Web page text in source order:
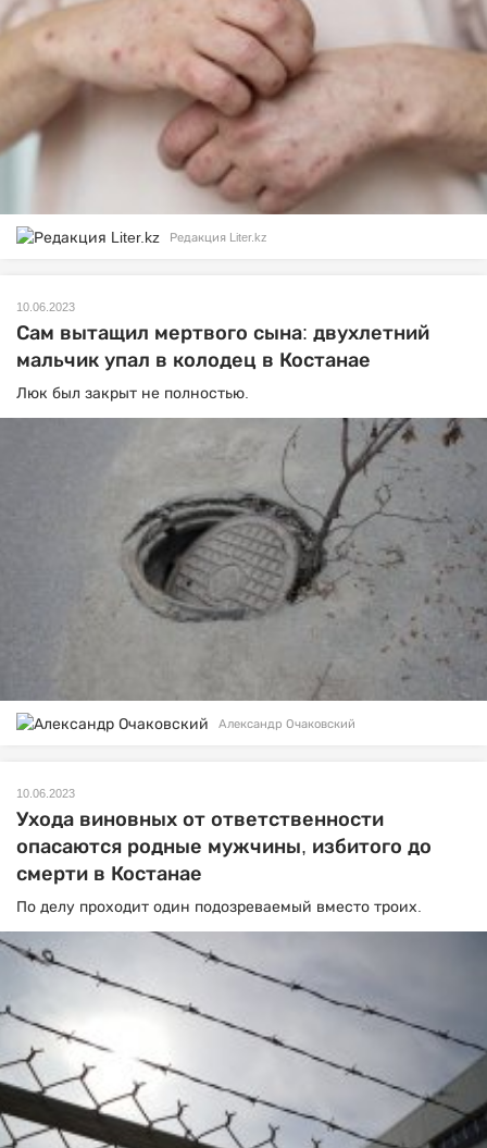
Редакция Liter.kz
10.06.2023
Сам вытащил мертвого сына: двухлетний
мальчик упал в колодец в Костанае
Люк был закрыт не полностью.
Александр Очаковский
10.06.2023
Ухода виновных от ответственности
опасаются родные мужчины, избитого до
смерти в Костанае
По делу проходит один подозреваемый вместо троих.